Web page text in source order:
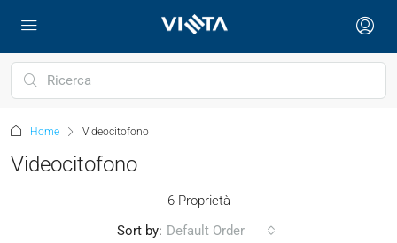
Home Videocitofono
Videocitofono
6 Proprietà
Sort by: Default Order